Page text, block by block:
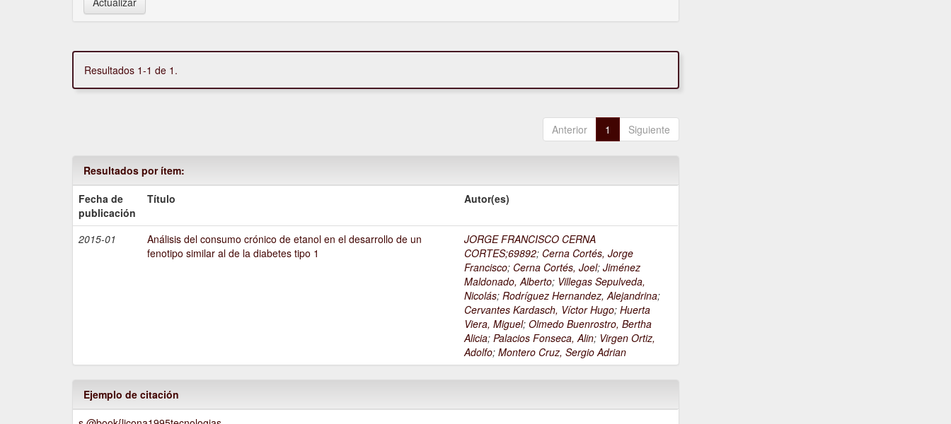
Resultados 1-1 de 1.
Anterior 1 Siguiente
Resultados por ítem:
Fecha de
publicación
Título Autor(es)
2015-01
Análisis del consumo crónico de etanol en el desarrollo de un
fenotipo similar al de la diabetes tipo 1
JORGE FRANCISCO CERNA
CORTES;69892; Cerna Cortés, Jorge
Francisco; Cerna Cortés, Joel;Jiménez
Maldonado, Alberto; Villegas Sepulveda,
Nicolás;Rodríguez Hernandez, Alejandrina;
Cervantes Kardasch, Víctor Hugo;Huerta
Viera, Miguel;Olmedo Buenrostro, Bertha
Alicia;Palacios Fonseca, Alin; Virgen Ortiz,
Adolfo;Montero Cruz, Sergio Adrian
Ejemplo de citación